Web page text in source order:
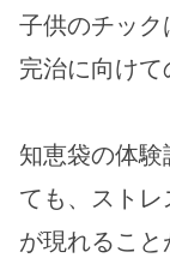
子供のチック
完治に向けて
知恵袋の体
ても、スト
が現れること